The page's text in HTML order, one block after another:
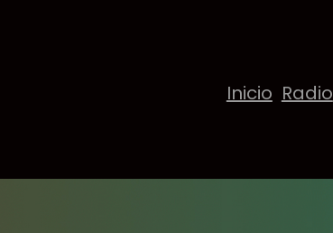
Inicio Radio